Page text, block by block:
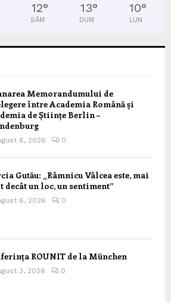
12°
SÂM
13°
DUM
10°
LUN
Memorandumului de
între Academia Română și
de Științe Berlin –
6, 2026 0
Gutău: „Râmnicu Vâlcea este, mai
decât un loc, un sentiment”
6, 2026 0
ROUNIT de la München
3, 2026 0